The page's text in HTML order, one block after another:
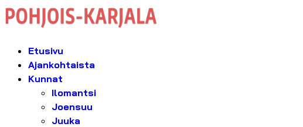
Etusivu
Ajankohtaista
Kunnat
Ilomantsi
Joensuu
Juuka